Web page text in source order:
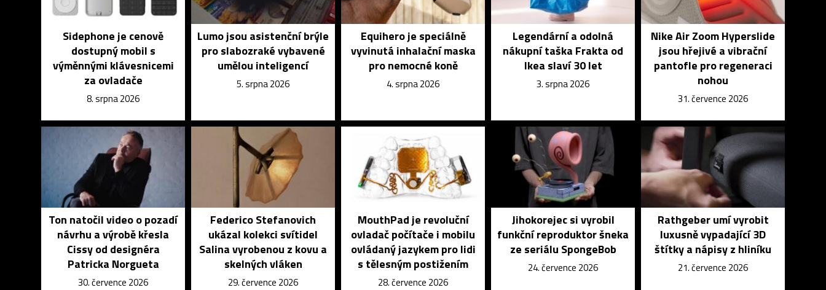
Sidephone je cenově
dostupný mobil s
výměnnými klávesnicemi
za ovladače
8. srpna 2026
Lumo jsou asistenční brýle
pro slabozraké vybavené
umělou inteligencí
5. srpna 2026
Equihero je speciálně
vyvinutá inhalační maska
pro nemocné koně
4. srpna 2026
Legendární a odolná
nákupní taška Frakta od
Ikea slaví 30 let
3. srpna 2026
Nike Air Zoom Hyperslide
jsou hřejivé a vibrační
pantofle pro regeneraci
nohou
31. července 2026
Ton natočil video o pozadí
návrhu a výrobě křesla
Cissy od designéra
Patricka Norgueta
30. července 2026
Federico Stefanovich
ukázal kolekci svítidel
Salina vyrobenou z kovu a
skelných vláken
29. července 2026
MouthPad je revoluční
ovladač počítače i mobilu
ovládaný jazykem pro lidi
s tělesným postižením
28. července 2026
Jihokorejec si vyrobil
funkční reproduktor šneka
ze seriálu SpongeBob
24. července 2026
Rathgeber umí vyrobit
luxusně vypadající 3D
štítky a nápisy z hliníku
21. července 2026